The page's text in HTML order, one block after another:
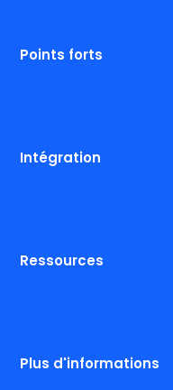
Points forts
Intégration
Ressources
Plus d'informations